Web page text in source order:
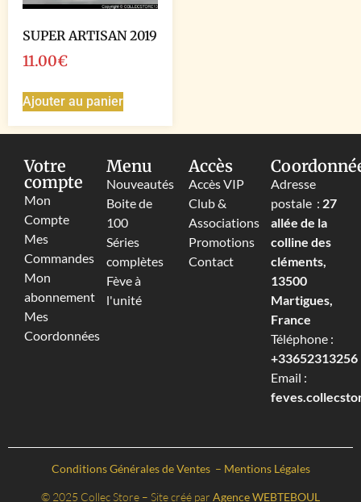
SUPER ARTISAN 2019
11.00€
Ajouter au panier
Votre
compte
Mon
Compte
Mes
Commandes
Mon
abonnement
Mes
Coordonnées
Menu
Nouveautés
Boite de
100
Séries
complètes
Fève à
l'unité
Accès
Accès VIP
Club &
Associations
Promotions
Contact
Adresse
postale : 27
allée de la
colline des
cléments,
13500
Martigues,
France
Téléphone :
+33652313256‬
Email :
Conditions Générales de Ventes – Mentions Légales
© 2025 Collec Store – Site créé par Agence WEBTEBOUL